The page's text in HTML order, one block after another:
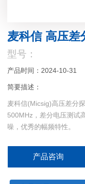
麦科信 高压差
型号：
产品时间：2024-10-31
简要描述：
麦科信(Micsig)高压差分
500MHz，差分电压测试
噪，优秀的幅频特性。
产品咨询